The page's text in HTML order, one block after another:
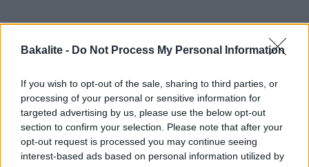
Bakalite - Do Not Process My Personal Information
If you wish to opt-out of the sale, sharing to third parties, or
processing of your personal or sensitive information for
targeted advertising by us, please use the below opt-out
section to confirm your selection. Please note that after your
opt-out request is processed you may continue seeing
interest-based ads based on personal information utilized by